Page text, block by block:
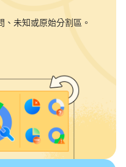
、未知或原始分割區。